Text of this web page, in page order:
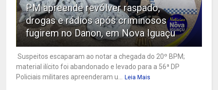
PM apreende revólver raspado,
drogas e rádios após criminosos
fugirem no Danon, em Nova Iguaçu
Suspeitos escaparam ao notar a chegada do 20º BPM;
material ilícito foi abandonado e levado para a 56ª DP
Policiais militares apreenderam u...
Leia Mais